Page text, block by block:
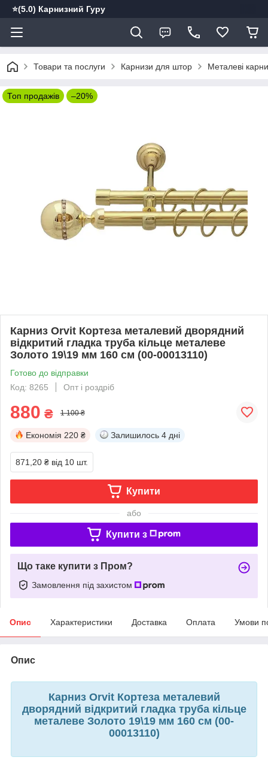
⭐️(5.0) Карнизний Гуру
Товари та послуги Карнизи для штор Металеві
Топ продажів –20%
Карниз Orvit Кортеза металевий дворядний
відкритий гладка труба кільце металеве
Золото 19\19 мм 160 см (00-00013110)
Готово до відправки
Код: 8265
Опт і роздріб
880 ₴ 1 100 ₴
Економія 220 ₴ Залишилось 4 дні
871,20 ₴ від 10 шт.
Купити
або
Купити з
Що таке купити з Пром?
Замовлення під захистом
Опис Характеристики Доставка Оплата Умови
Опис
Карниз Orvit Кортеза металевий
дворядний відкритий гладка труба кільце
металеве Золото 19\19 мм 160 см (00-
00013110)